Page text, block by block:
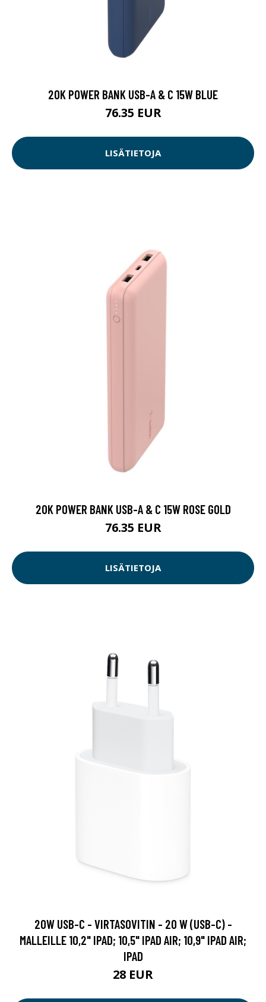
20K POWER BANK USB-A & C 15W BLUE
76.35 EUR
LISÄTIETOJA
20K POWER BANK USB-A & C 15W ROSE GOLD
76.35 EUR
LISÄTIETOJA
20W USB-C - VIRTASOVITIN - 20 W (USB-C) -
MALLEILLE 10,2" IPAD; 10,5" IPAD AIR; 10,9" IPAD AIR;
IPAD
28 EUR